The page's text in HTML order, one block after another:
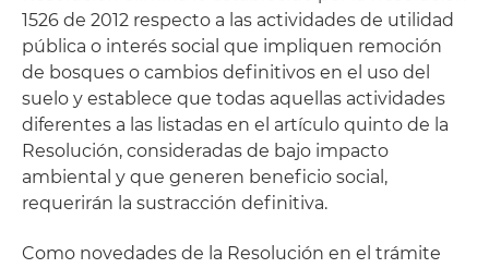
1526 de 2012 respecto a las actividades de utilidad
pública o interés social que impliquen remoción
de bosques o cambios definitivos en el uso del
suelo y establece que todas aquellas actividades
diferentes a las listadas en el artículo quinto de la
Resolución, consideradas de bajo impacto
ambiental y que generen beneficio social,
requerirán la sustracción definitiva.
Como novedades de la Resolución en el trámite